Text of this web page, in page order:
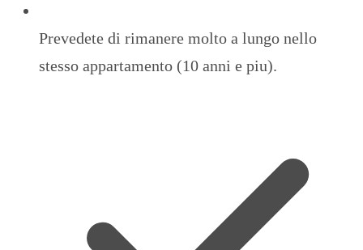
Prevedete di rimanere molto a lungo nello
stesso appartamento (10 anni e piu).